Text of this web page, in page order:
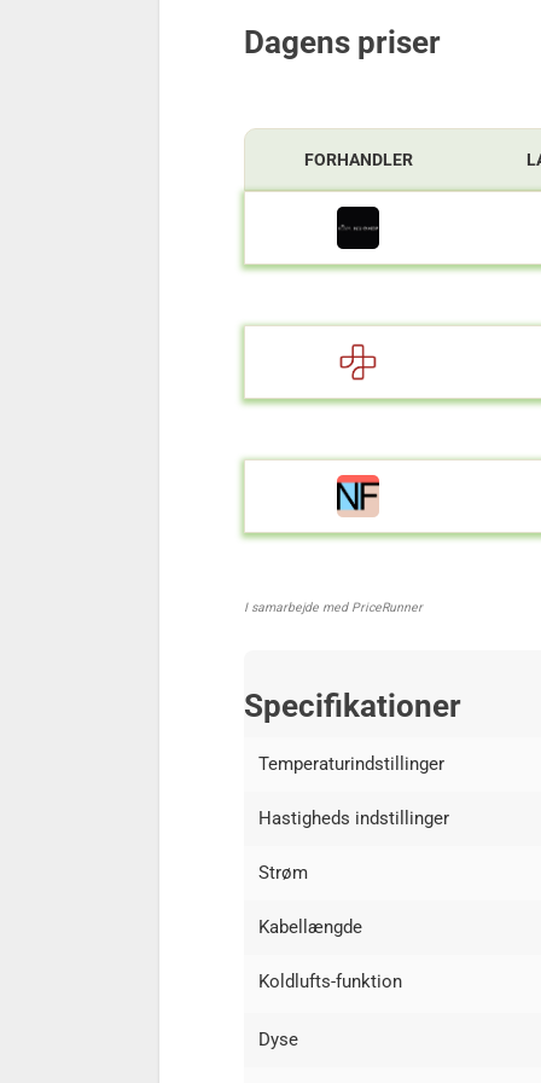
Dagens priser
FORHANDLER
I samarbejde med PriceRunner
Specifikationer
Temperaturindstillinger
Hastigheds indstillinger
Strøm
Kabellængde
Koldlufts-funktion
Dyse